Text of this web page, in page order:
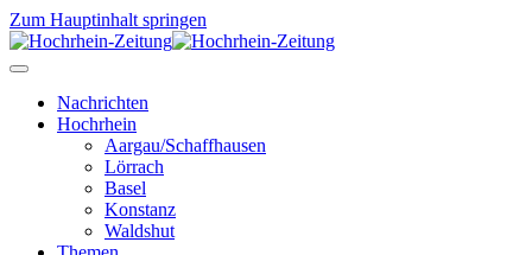
Zum Hauptinhalt springen
Nachrichten
Hochrhein
Aargau/Schaffhausen
Lörrach
Basel
Konstanz
Waldshut